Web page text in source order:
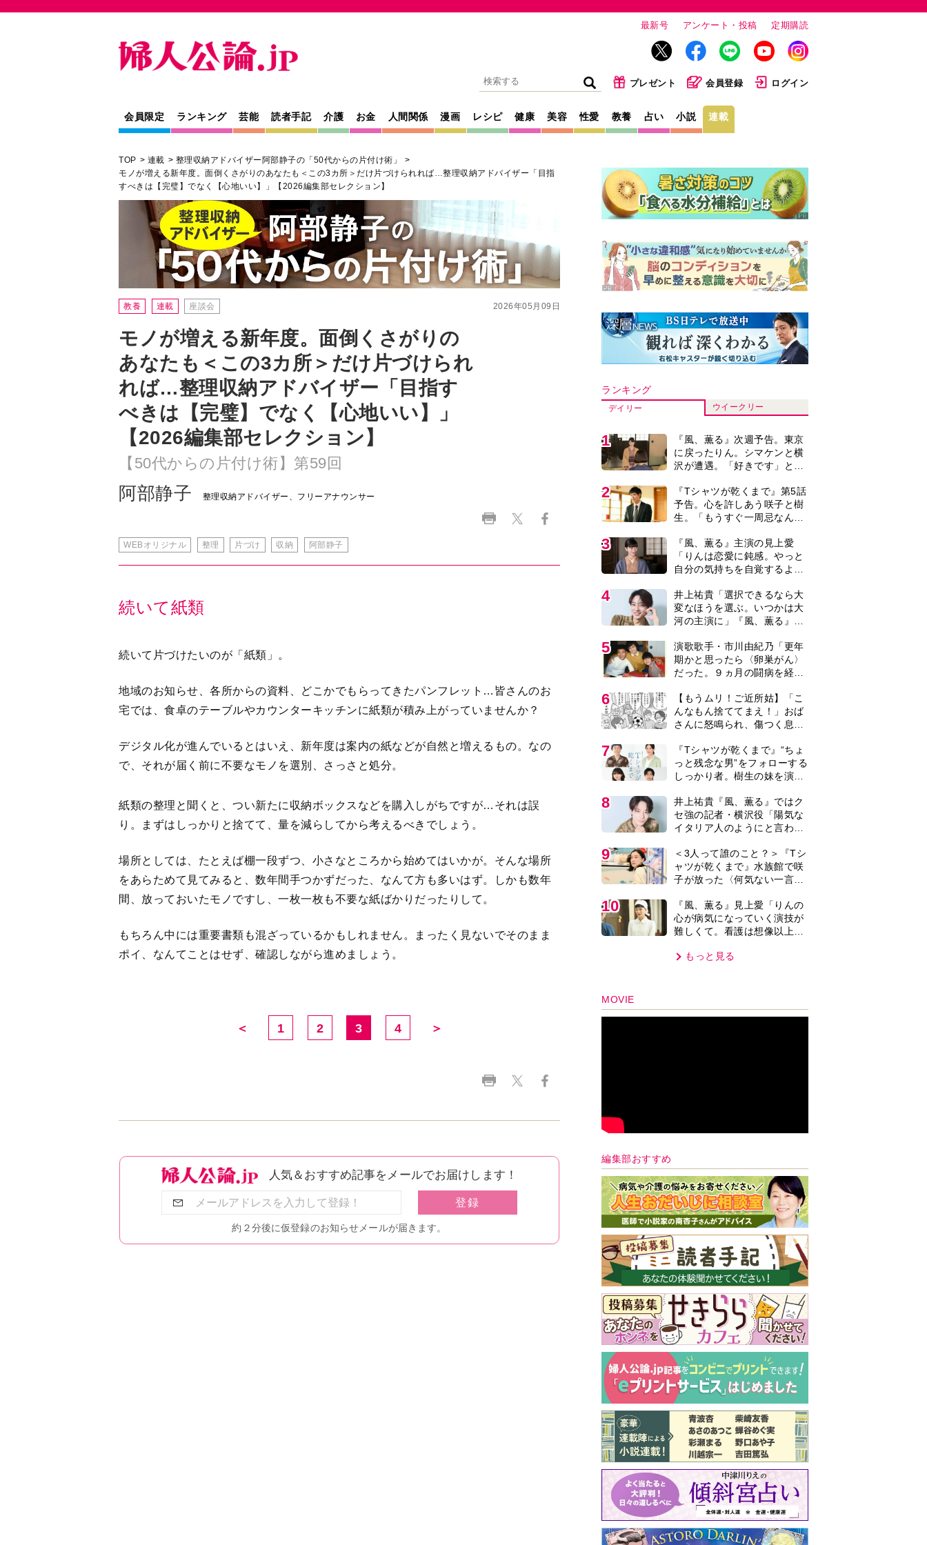
最新号 アンケート・投稿 定期購読
プレゼント 会員登録 ログイン
会員限定 ランキング 芸能 読者手記 介護 お金 人間関係 漫画 レシピ 健康 美容 性愛 教養 占い 小説 連載
TOP 連載
整理収納アドバイザー阿部静子の「50代からの片付け術」
モノが増える新年度。面倒くさがりのあなたも＜この3カ所＞だけ片づけられれば…整理収納アドバイザー「目指
すべきは【完璧】でなく【心地いい】」【2026編集部セレクション】
2026年05月09日
教養 連載 座談会
モノが増える新年度。面倒くさがりの
あなたも＜この3カ所＞だけ片づけられ
れば…整理収納アドバイザー「目指す
べきは【完璧】でなく【心地いい】」
【2026編集部セレクション】
【50代からの片付け術】第59回
阿部静子 整理収納アドバイザー、フリーアナウンサー
WEBオリジナル 整理 片づけ 収納 阿部静子
続いて紙類
続いて片づけたいのが「紙類」。
地域のお知らせ、各所からの資料、どこかでもらってきたパンフレット…皆さんのお
宅では、食卓のテーブルやカウンターキッチンに紙類が積み上がっていませんか？
デジタル化が進んでいるとはいえ、新年度は案内の紙などが自然と増えるもの。なの
で、それが届く前に不要なモノを選別、さっさと処分。
紙類の整理と聞くと、つい新たに収納ボックスなどを購入しがちですが…それは誤
り。まずはしっかりと捨てて、量を減らしてから考えるべきでしょう。
場所としては、たとえば棚一段ずつ、小さなところから始めてはいかが。そんな場所
をあらためて見てみると、数年間手つかずだった、なんて方も多いはず。しかも数年
間、放っておいたモノですし、一枚一枚も不要な紙ばかりだったりして。
もちろん中には重要書類も混ざっているかもしれません。まったく見ないでそのまま
ポイ、なんてことはせず、確認しながら進めましょう。
＜ 1 2 3 4 ＞
ランキング
デイリー ウイークリー
1
『風、薫る』次週予告。東京
に戻ったりん。シマケンと横
沢が遭遇。「好きです」と告
2
『Tシャツが乾くまで』第5話
予告。心を許しあう咲子と樹
生。「もうすぐ一周忌なんで
レあり＞
3
『風、薫る』主演の見上愛
「りんは恋愛に鈍感。やっと
自分の気持ちを自覚するよう
4
井上祐貴「選択できるなら大
変なほうを選ぶ。いつかは大
河の主演に」『風、薫る』で
5
演歌歌手・市川由紀乃「更年
期かと思ったら〈卵巣がん〉
だった。９ヵ月の闘病を経て
紙を今も支えに」【2026上半
期BEST】
6
【もうムリ！ご近所姑】「こ
んなもん捨ててまえ！」おば
さんに怒鳴られ、傷つく息
【第3話】
7
『Tシャツが乾くまで』“ちょ
っと残念な男”をフォローする
しっかり者。樹生の妹を演じ
スト紹介＞
8
井上祐貴『風、薫る』ではク
セ強の記者・横沢役「陽気な
イタリア人のようにと言われ
9
＜3人って誰のこと？＞『Tシ
ャツが乾くまで』水族館で咲
子が放った〈何気ない一言〉
線？」「子どもの話だと…」
10
『風、薫る』見上愛「りんの
心が病気になっていく演技が
難しくて。看護は想像以上に
もっと見る
MOVIE
編集部おすすめ